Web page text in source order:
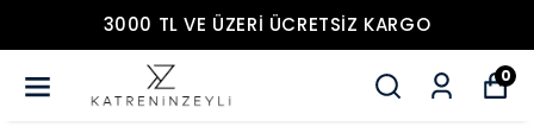
3000 TL VE ÜZERİ ÜCRETSİZ KARGO
0